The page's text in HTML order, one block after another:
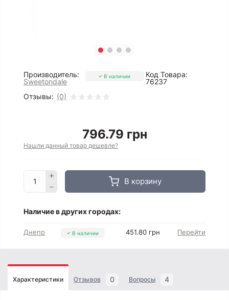
Производитель:
Sweetondale
Код Товара:
76237
Отзывы: (0)
В наличии
796.79 грн
Нашли данный товар дешевле?
В корзину
Наличие в других городах:
Днепр В наличии 451.80 грн Перейти
Характеристики Отзывов 0 Вопросы 4